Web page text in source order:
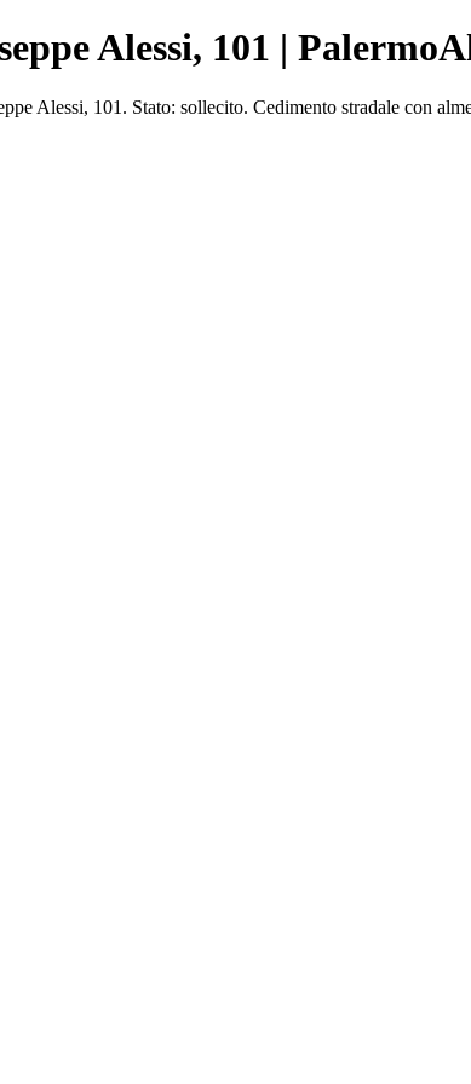
Alessi, 101 |
Alessi, 101. Stato: sollecito. Cedimento stradale con